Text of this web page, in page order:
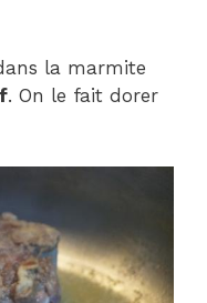
la marmite
. On le fait dorer